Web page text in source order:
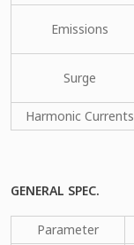
Emissions
Surge
Harmonic Currents
GENERAL SPEC.
Parameter